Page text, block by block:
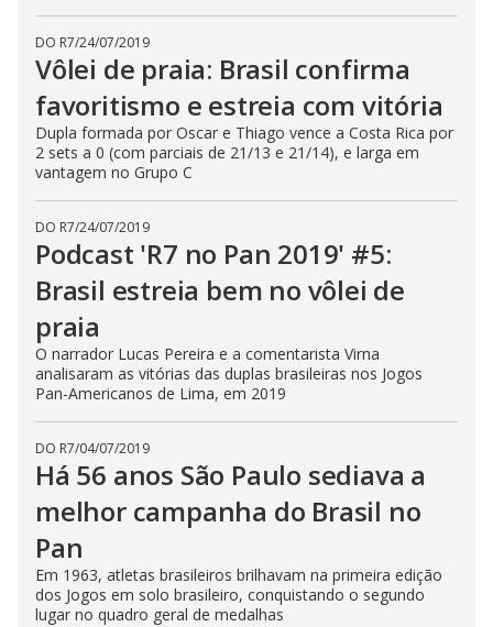
DO R7/24/07/2019
Vôlei de praia: Brasil confirma
favoritismo e estreia com vitória
Dupla formada por Oscar e Thiago vence a Costa Rica por
2 sets a 0 (com parciais de 21/13 e 21/14), e larga em
vantagem no Grupo C
DO R7/24/07/2019
Podcast 'R7 no Pan 2019' #5:
Brasil estreia bem no vôlei de
praia
O narrador Lucas Pereira e a comentarista Virna
analisaram as vitórias das duplas brasileiras nos Jogos
Pan-Americanos de Lima, em 2019
DO R7/04/07/2019
Há 56 anos São Paulo sediava a
melhor campanha do Brasil no
Pan
Em 1963, atletas brasileiros brilhavam na primeira edição
dos Jogos em solo brasileiro, conquistando o segundo
lugar no quadro geral de medalhas